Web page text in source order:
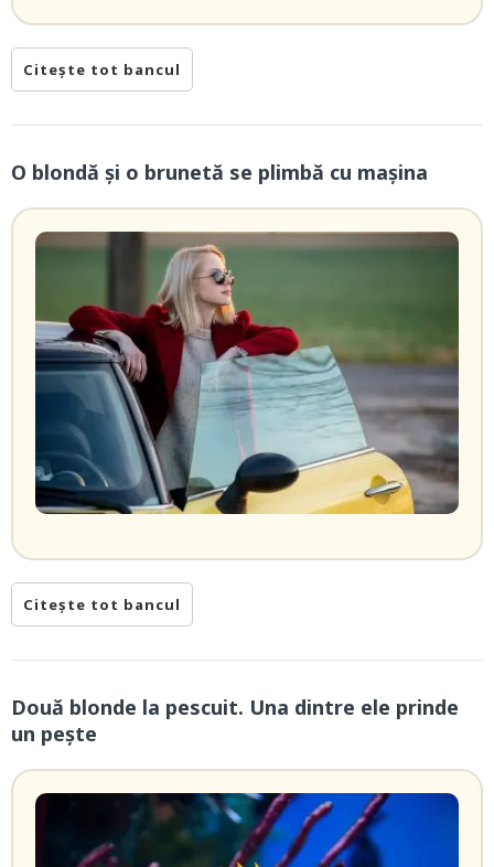
Citește tot bancul
O blondă şi o brunetă se plimbă cu maşina
Citește tot bancul
Două blonde la pescuit. Una dintre ele prinde
un pește